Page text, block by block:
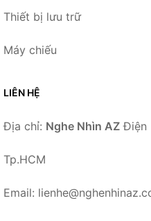
Thiết bị lưu trữ
Máy chiếu
LIÊN HỆ
Địa chỉ: Nghe Nhìn AZ Điện
Tp.HCM
Email: